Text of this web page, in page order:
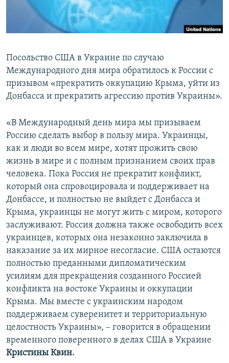
ПОБЕДИТЕЛЕЙ НЕ СУДЯТ?
КРЫМ.НЕПОКОРЕННЫЙ
УКРАИНСКАЯ ПРОБЛЕМА КРЫМА
ПРИСОЕДИНЯЙТЕСЬ!
Все сайты RFE/RL
Посольство США в Украине по случаю
Международного дня мира обратилось к России с
призывом «прекратить оккупацию Крыма, уйти из
Донбасса и прекратить агрессию против Украины».
«В Международный день мира мы призываем
Россию сделать выбор в пользу мира. Украинцы,
как и люди во всем мире, хотят прожить свою
жизнь в мире и с полным признанием своих прав
человека. Пока Россия не прекратит конфликт,
который она спровоцировала и поддерживает на
Донбассе, и полностью не выйдет с Донбасса и
Крыма, украинцы не могут жить с миром, которого
заслуживают. Россия должна также освободить всех
украинцев, которых она незаконно заключила в
наказание за их мирное несогласие. США остаются
полностью преданными дипломатическим
усилиям для прекращения созданного Россией
конфликта на востоке Украины и оккупации
Крыма. Мы вместе с украинским народом
поддерживаем суверенитет и территориальную
целостность Украины», – говорится в обращении
временного поверенного в делах США в Украине
Кристины Квин.